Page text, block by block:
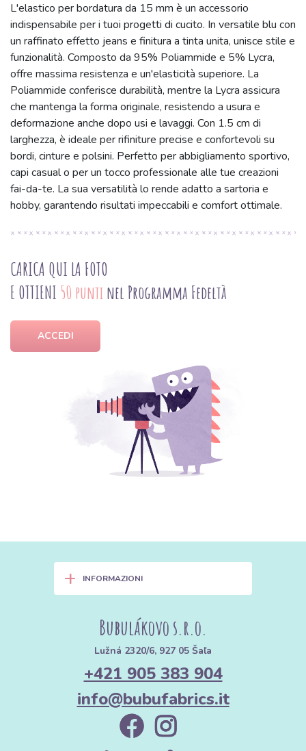
L'elastico per bordatura da 15 mm è un accessorio
indispensabile per i tuoi progetti di cucito. In versatile blu con
un raffinato effetto jeans e finitura a tinta unita, unisce stile e
funzionalità. Composto da 95% Poliammide e 5% Lycra,
offre massima resistenza e un'elasticità superiore. La
Poliammide conferisce durabilità, mentre la Lycra assicura
che mantenga la forma originale, resistendo a usura e
deformazione anche dopo usi e lavaggi. Con 1.5 cm di
larghezza, è ideale per rifiniture precise e confortevoli su
bordi, cinture e polsini. Perfetto per abbigliamento sportivo,
capi casual o per un tocco professionale alle tue creazioni
fai-da-te. La sua versatilità lo rende adatto a sartoria e
hobby, garantendo risultati impeccabili e comfort ottimale.
CARICA QUI LA FOTO
E OTTIENI 50 punti nel Programma Fedeltà
ACCEDI
+ INFORMAZIONI
Bubulákovo s.r.o.
Lužná 2320/6, 927 05 Šaľa
+421 905 383 904
info@bubufabrics.it